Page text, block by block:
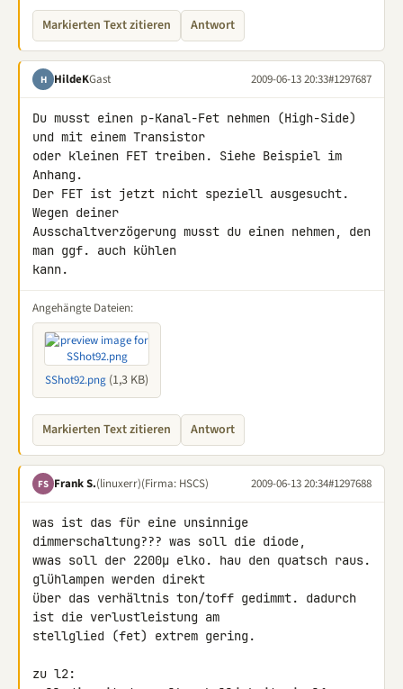
Markierten Text zitieren Antwort
H HildeKGast 2009-06-13 20:33#1297687
Du musst einen p-Kanal-Fet nehmen (High-Side)
und mit einem Transistor
oder kleinen FET treiben. Siehe Beispiel im
Anhang.
Der FET ist jetzt nicht speziell ausgesucht.
Wegen deiner
Ausschaltverzögerung musst du einen nehmen, den
man ggf. auch kühlen
kann.
Angehängte Dateien:
SShot92.png (1,3 KB)
Markierten Text zitieren Antwort
FS Frank S.(linuxerr)(Firma: HSCS) 2009-06-13 20:34#1297688
was ist das für eine unsinnige
dimmerschaltung??? was soll die diode,
wwas soll der 2200µ elko. hau den quatsch raus.
glühlampen werden direkt
über das verhältnis ton/toff gedimmt. dadurch
ist die verlustleistung am
stellglied (fet) extrem gering.
zu l2: